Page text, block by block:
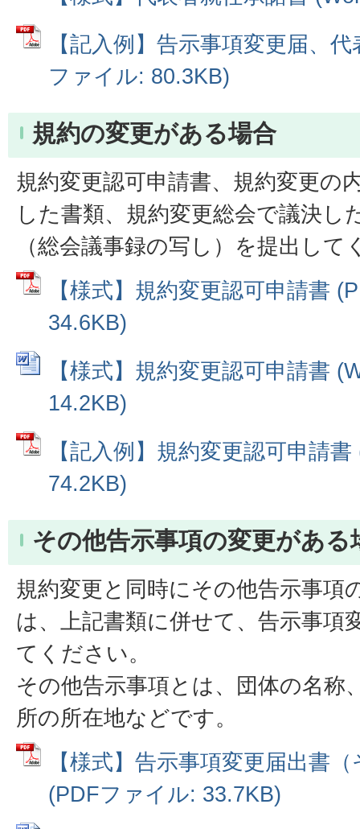
【記入例】告示事項変更届、
ファイル: 80.3KB)
規約の変更がある場合
規約変更認可申請書、規約変更の
した書類、規約変更総会で議決し
（総会議事録の写し）を提出して
【様式】規約変更認可申請書
34.6KB)
【様式】規約変更認可申請書
14.2KB)
【記入例】規約変更認可申請
74.2KB)
その他告示事項の変更がある
規約変更と同時にその他告示事項
は、上記書類に併せて、告示事項
てください。
その他告示事項とは、団体の名称
所の所在地などです。
【様式】告示事項変更届出書
(PDFファイル: 33.7KB)